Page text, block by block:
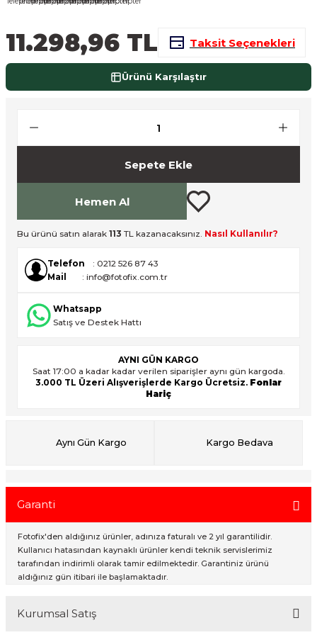
11.298,96 TL Taksit Seçenekleri
Ürünü Karşılaştır
Sepete Ekle
Hemen Al
Bu ürünü satın alarak 113 TL kazanacaksınız. Nasıl Kullanılır?
Telefon
: 0212 526 87 43
Mail
: info@fotofix.com.tr
Whatsapp
Satış ve Destek Hattı
AYNI GÜN KARGO
Saat 17:00 a kadar kadar verilen siparişler aynı gün kargoda.
3.000 TL Üzeri Alışverişlerde Kargo Ücretsiz. Fonlar
Hariç
Aynı Gün Kargo Kargo Bedava
Garanti
Fotofix'den aldığınız ürünler, adınıza faturalı ve 2 yıl garantilidir.
Kullanıcı hatasından kaynaklı ürünler kendi teknik servislerimiz
tarafından indirimli olarak tamir edilmektedir. Garantiniz ürünü
aldığınız gün itibari ile başlamaktadır.
Kurumsal Satış